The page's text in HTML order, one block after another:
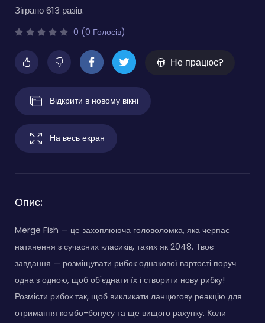
Зіграно 613 разів.
0 (0 Голосів)
Не працює?
Відкрити в новому вікні
На весь екран
Опис:
Merge Fish — це захоплююча головоломка, яка черпає
натхнення з сучасних класиків, таких як 2048. Твоє
завдання — розміщувати рибок однакової вартості поруч
одна з одною, щоб об'єднати їх і створити нову рибку!
Розмісти рибок так, щоб викликати ланцюгову реакцію для
отримання комбо-бонусу та ще вищого рахунку. Коли